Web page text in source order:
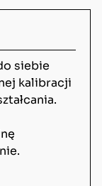
siebie
kalibracji